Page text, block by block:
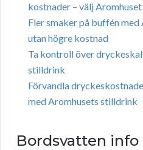
kostnader – välj Aromhuset
Fler smaker på buffén
utan högre kostnad
Ta kontroll över
stilldrink
Förvandla
med Aromhusets stilldrink
Bordsvatten info